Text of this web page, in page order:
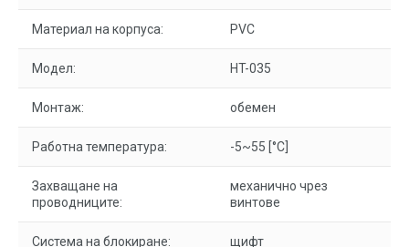
Материал на корпуса: PVC
Модел: HT-035
Монтаж: обемен
Работна температура: -5~55 [°C]
Захващане на
проводниците:
механично чрез
винтове
Система на блокиране: щифт